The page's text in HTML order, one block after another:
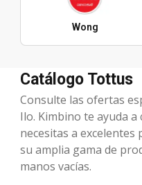
Wong
Catálogo Tottus
Consulte las ofertas
Ilo. Kimbino te ayuda
necesitas a excelentes
su amplia gama de
manos vacías.